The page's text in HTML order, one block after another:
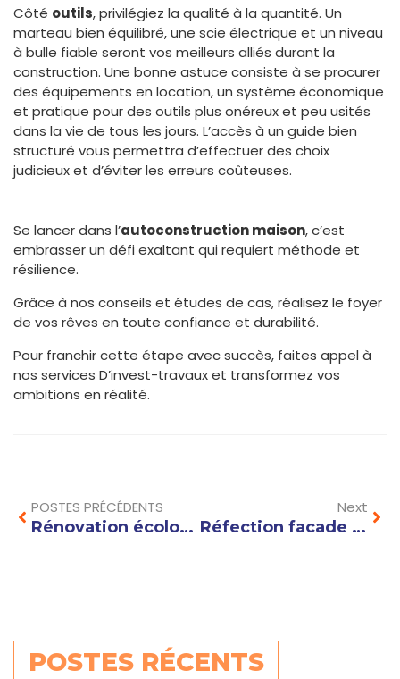
Côté outils, privilégiez la qualité à la quantité. Un
marteau bien équilibré, une scie électrique et un niveau
à bulle fiable seront vos meilleurs alliés durant la
construction. Une bonne astuce consiste à se procurer
des équipements en location, un système économique
et pratique pour des outils plus onéreux et peu usités
dans la vie de tous les jours. L’accès à un guide bien
structuré vous permettra d’effectuer des choix
judicieux et d’éviter les erreurs coûteuses.
Se lancer dans l’autoconstruction maison, c’est
embrasser un défi exaltant qui requiert méthode et
résilience.
Grâce à nos conseils et études de cas, réalisez le foyer
de vos rêves en toute confiance et durabilité.
Pour franchir cette étape avec succès, faites appel à
nos services D’invest-travaux et transformez vos
ambitions en réalité.
POSTES PRÉCÉDENTS
Rénovation écologique : techniques et matériaux pour un habitat sain et durable
Next
Réfection facade : quels matériaux choisir pour une rénovation durable ?
POSTES RÉCENTS